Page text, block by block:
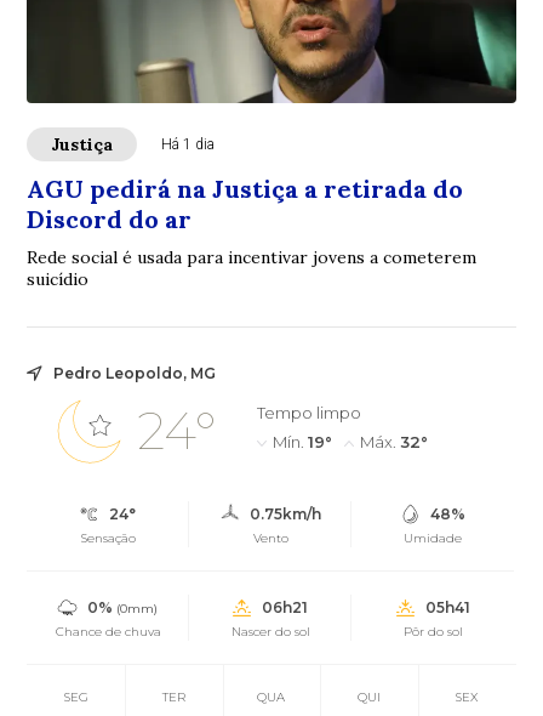
Justiça Há 1 dia
AGU pedirá na Justiça a retirada do
Discord do ar
Rede social é usada para incentivar jovens a cometerem
suicídio
Pedro Leopoldo, MG
24°
Tempo limpo
Mín. 19° Máx. 32°
24°
Sensação
0.75km/h
Vento
48%
Umidade
0% (0mm)
Chance de chuva
06h21
Nascer do sol
05h41
Pôr do sol
SEG TER QUA QUI SEX